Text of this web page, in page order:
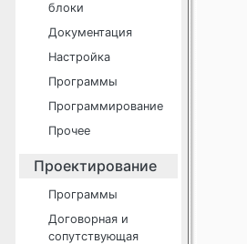
блоки
Документация
Настройка
Программы
Программирование
Прочее
Проектирование
Программы
Договорная и
сопутствующая